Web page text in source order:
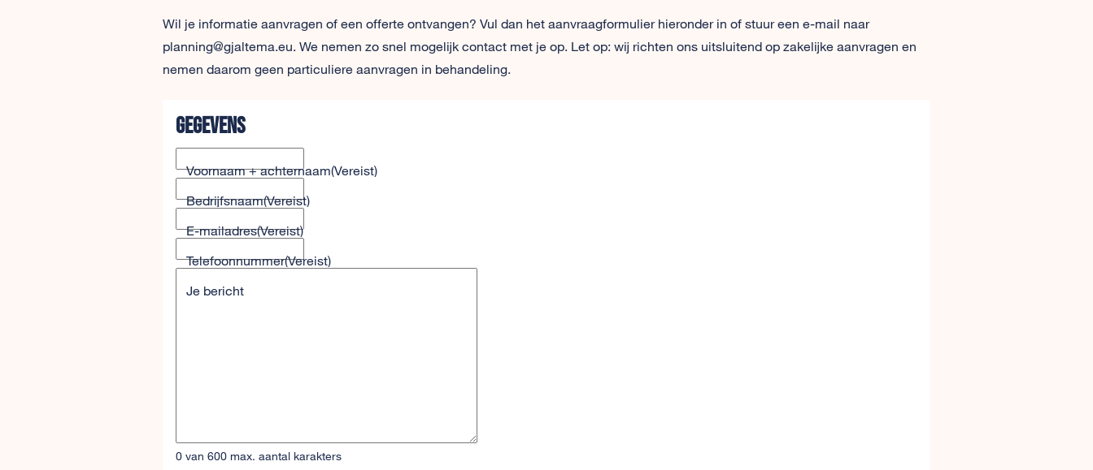
Wil je informatie aanvragen of een offerte ontvangen? Vul dan het aanvraagformulier hieronder in of stuur een e-mail naar
planning@gjaltema.eu. We nemen zo snel mogelijk contact met je op. Let op: wij richten ons uitsluitend op zakelijke aanvragen en
nemen daarom geen particuliere aanvragen in behandeling.
Gegevens
Voornaam + achternaam(Vereist)
Bedrijfsnaam(Vereist)
E-mailadres(Vereist)
Telefoonnummer(Vereist)
Je bericht
0 van 600 max. aantal karakters